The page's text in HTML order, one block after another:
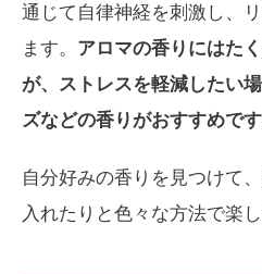
通じて自律神経を刺激し、
ます。 アロマの香りにはた
が、ストレスを軽減したい
ズなどの香りがおすすめです
自分好みの香りを見つけて
入れたりと色々な方法で楽し